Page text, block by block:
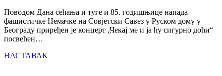
Поводом Дана сећања и туге и 85. годишњице напада
фашистичке Немачке на Совјетски Савез у Руском дому у
Београду приређен је концерт „Чекај ме и ја ћу сигурно доћи“
посвећен…
НАСТАВАК